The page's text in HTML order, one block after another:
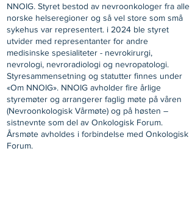
NNOIG. Styret bestod av nevroonkologer fra alle
norske helseregioner og så vel store som små
sykehus var representert. i 2024 ble styret
utvider med representanter for andre
medisinske spesialiteter - nevrokirurgi,
nevrologi, nevroradiologi og nevropatologi.
Styresammensetning og statutter finnes under
«Om NNOIG». NNOIG avholder fire årlige
styremøter og arrangerer faglig møte på våren
(Nevroonkologisk Vårmøte) og på høsten –
sistnevnte som del av Onkologisk Forum.
Årsmøte avholdes i forbindelse med Onkologisk
Forum.